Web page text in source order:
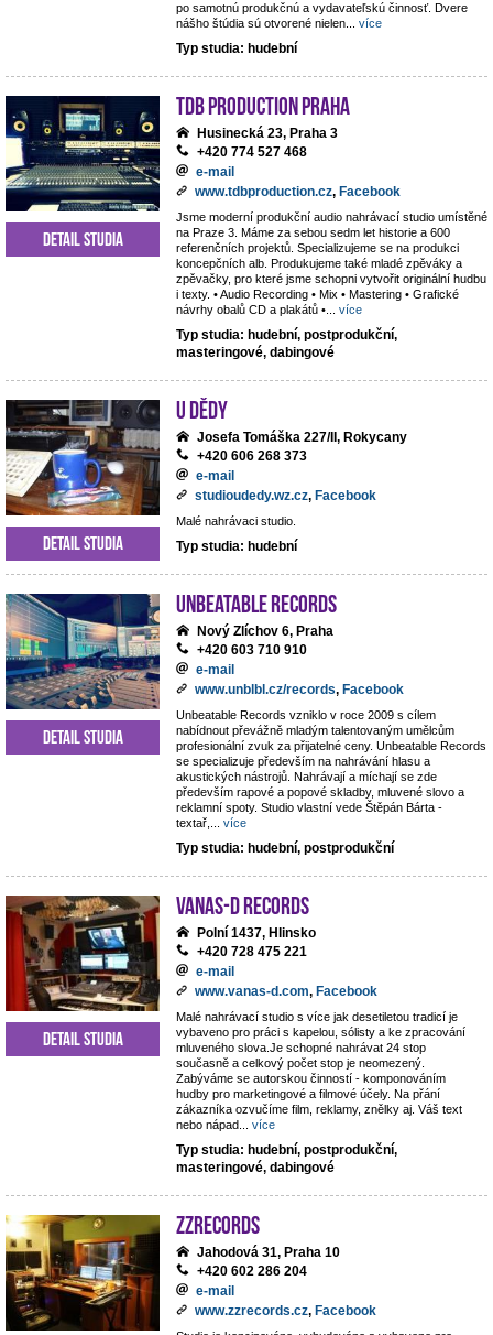
po samotnú produkčnú a vydavateľskú činnosť. Dvere
nášho štúdia sú otvorené nielen
více
Typ studia: hudební
TdB Production Praha
Husinecká 23, Praha 3
+420 774 527 468
e-mail
www.tdbproduction.cz, Facebook
Jsme moderní produkční audio nahrávací studio umístěné
na Praze 3. Máme za sebou sedm let historie a 600
referenčních projektů. Specializujeme se na produkci
koncepčních alb. Produkujeme také mladé zpěváky a
zpěvačky, pro které jsme schopni vytvořit originální hudbu
i texty. • Audio Recording • Mix • Mastering • Grafické
návrhy obalů CD a plakátů •
více
Typ studia: hudební, postprodukční,
masteringové, dabingové
Detail studia
U dědy
Josefa Tomáška 227/II, Rokycany
+420 606 268 373
e-mail
studioudedy.wz.cz, Facebook
Malé nahrávaci studio.
Typ studia: hudební
Detail studia
Unbeatable Records
Nový Zlíchov 6, Praha
+420 603 710 910
e-mail
www.unblbl.cz/records, Facebook
Unbeatable Records vzniklo v roce 2009 s cílem
nabídnout převážně mladým talentovaným umělcům
profesionální zvuk za přijatelné ceny. Unbeatable Records
se specializuje především na nahrávání hlasu a
akustických nástrojů. Nahrávají a míchají se zde
především rapové a popové skladby, mluvené slovo a
reklamní spoty. Studio vlastní vede Štěpán Bárta -
textař,
více
Typ studia: hudební, postprodukční
Detail studia
VANAS-D Records
Polní 1437, Hlinsko
+420 728 475 221
e-mail
www.vanas-d.com, Facebook
Malé nahrávací studio s více jak desetiletou tradicí je
vybaveno pro práci s kapelou, sólisty a ke zpracování
mluveného slova.Je schopné nahrávat 24 stop
současně a celkový počet stop je neomezený.
Zabýváme se autorskou činností - komponováním
hudby pro marketingové a filmové účely. Na přání
zákazníka ozvučíme film, reklamy, znělky aj. Váš text
nebo nápad
více
Typ studia: hudební, postprodukční,
masteringové, dabingové
Detail studia
ZZrecords
Jahodová 31, Praha 10
+420 602 286 204
e-mail
www.zzrecords.cz, Facebook